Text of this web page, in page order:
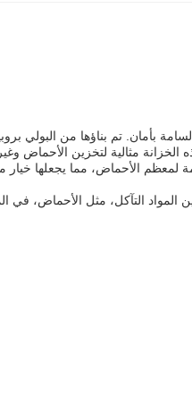
مثالية لتخزين الأحماض
لمعظم الأحماض، مما يجعلها
المواد التآكل، مثل الأحماض، في